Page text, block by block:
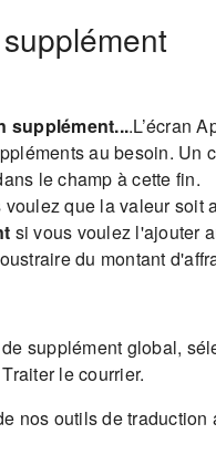
supplément....L’écran
au besoin. Un
le champ à cette fin.
que la valeur soit
si vous voulez l'ajouter
du montant
supplément global,
le courrier.
nos outils de